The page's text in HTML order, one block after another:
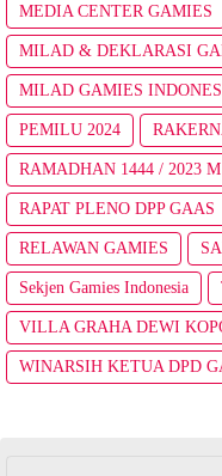
MEDIA CENTER GAMIES
MILAD & DEKLARASI
MILAD GAMIES
PEMILU 2024
RAMADHAN 1444 / 2023 M
RAPAT PLENO DPP GAAS
RELAWAN GAMIES
Sekjen Gamies Indonesia
VILLA GRAHA DEWI
WINARSIH KETUA DPD